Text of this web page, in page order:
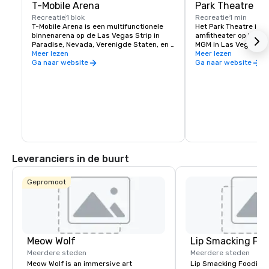
T-Mobile Arena
Recreatie1 blok
T-Mobile Arena is een multifunctionele
binnenarena op de Las Vegas Strip in
Paradise, Nevada, Verenigde Staten, en
is de thuisbasis van de Vegas Golden
Knights van de National Hockey League,
Meer lezen
Ga naar website
Park Theatre
Recreatie1 min
Het Park Theatre is
amfitheater op het
MGM in Las Vegas,
werd geopend in
biedt voornamelijk
Meer lezen
Ga naar website
Leveranciers in de buurt
Gepromoot
Meow Wolf
Meerdere steden
Meow Wolf is an immersive art
Lip Smacking
Meerdere steden
Lip Smacking Foodie